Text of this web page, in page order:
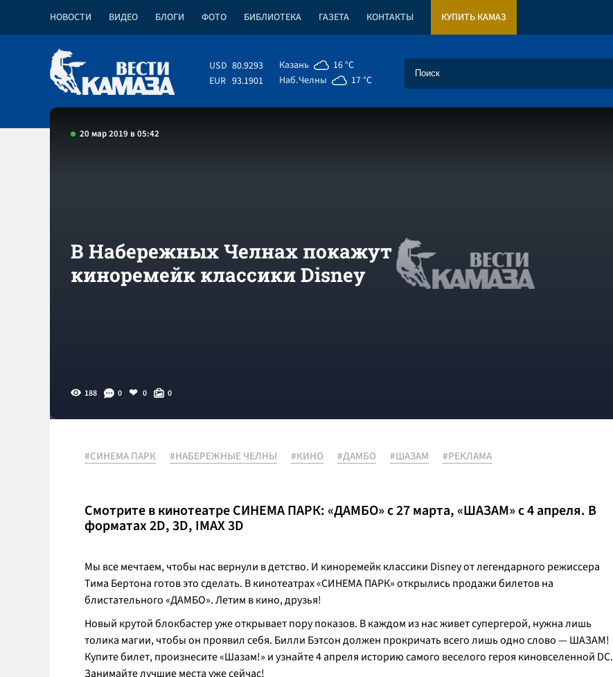
НОВОСТИ ВИДЕО БЛОГИ ФОТО БИБЛИОТЕКА ГАЗЕТА КОНТАКТЫ КУПИТЬ КАМАЗ
USD 80.9293
EUR 93.1901
Казань
16 °C
Наб.Челны
17 °C
20 мар 2019 в 05:42
В Набережных Челнах покажут
киноремейк классики Disney
188 0 0 0
#СИНЕМА ПАРК #НАБЕРЕЖНЫЕ ЧЕЛНЫ #КИНО #ДАМБО #ШАЗАМ #РЕКЛАМА
Смотрите в кинотеатре СИНЕМА ПАРК: «ДАМБО» с 27 марта, «ШАЗАМ» с 4 апреля. В
форматах 2D, 3D, IMAX 3D
Мы все мечтаем, чтобы нас вернули в детство. И киноремейк классики Disney от легендарного режиссера
Тима Бертона готов это сделать. В кинотеатрах «СИНЕМА ПАРК» открылись продажи билетов на
блистательного «ДАМБО». Летим в кино, друзья!
Новый крутой блокбастер уже открывает пору показов. В каждом из нас живет супергерой, нужна лишь
толика магии, чтобы он проявил себя. Билли Бэтсон должен прокричать всего лишь одно слово — ШАЗАМ!
Купите билет, произнесите «Шазам!» и узнайте 4 апреля историю самого веселого героя киновселенной DC.
Занимайте лучшие места уже сейчас!